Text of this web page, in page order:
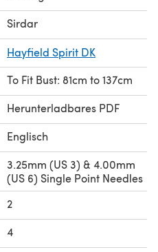
Sirdar
Hayfield Spirit DK
To Fit Bust: 81cm to 137cm
Herunterladbares PDF
Englisch
3.25mm (US 3) & 4.00mm
(US 6) Single Point Needles
2
4